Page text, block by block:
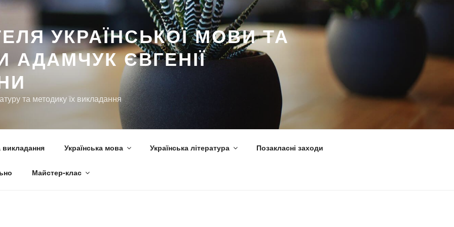
УКРАЇНСЬКОЇ МОВИ ТА
АДАМЧУК ЄВГЕНІЇ
та методику їх викладання
Українська мова Українська література Позакласні заходи
Майстер-клас
Майстер-клас